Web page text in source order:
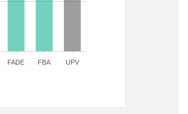
FADE FBA UPV